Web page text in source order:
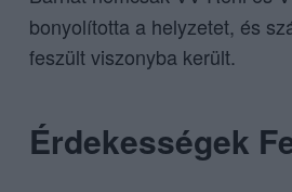
bonyolította a helyzetet, és
feszült viszonyba került.
Érdekességek